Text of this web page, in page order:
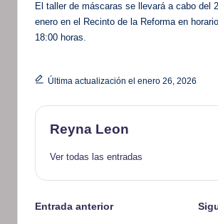
El taller de máscaras se llevará a cabo del
enero en el Recinto de la Reforma en
18:00 horas.
Última actualización el enero 26, 2026
Reyna Leon
Ver todas las entradas
Navegación
Entrada anterior